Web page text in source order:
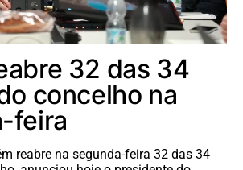
32 das 34
concelho na
feira
reabre na segunda-feira 32 das 34